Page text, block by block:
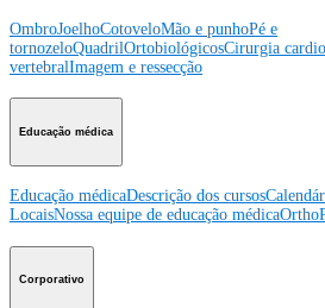
OmbroJoelhoCotoveloMão e punhoPé e
tornozeloQuadrilOrtobiológicosCirurgia
vertebralImagem e ressecção
Educação médica
Educação médicaDescrição dos cursos
LocaisNossa equipe de educação médica
Corporativo